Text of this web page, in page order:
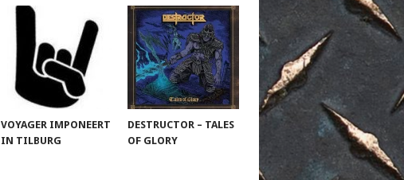
VOYAGER IMPONEERT
IN TILBURG
DESTRUCTOR – TALES
OF GLORY